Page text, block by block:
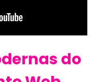
do